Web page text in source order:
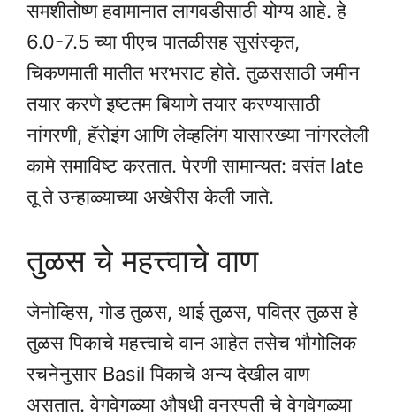
समशीतोष्ण हवामानात लागवडीसाठी योग्य आहे. हे
6.0-7.5 च्या पीएच पातळीसह सुसंस्कृत,
चिकणमाती मातीत भरभराट होते. तुळससाठी जमीन
तयार करणे इष्टतम बियाणे तयार करण्यासाठी
नांगरणी, हॅरोइंग आणि लेव्हलिंग यासारख्या नांगरलेली
कामे समाविष्ट करतात. पेरणी सामान्यत: वसंत late
तू ते उन्हाळ्याच्या अखेरीस केली जाते.
तुळस चे महत्त्वाचे वाण
जेनोव्हिस, गोड तुळस, थाई तुळस, पवित्र तुळस हे
तुळस पिकाचे महत्त्वाचे वान आहेत तसेच भौगोलिक
रचनेनुसार Basil पिकाचे अन्य देखील वाण
असतात. वेगवेगळ्या औषधी वनस्पती चे वेगवेगळ्या